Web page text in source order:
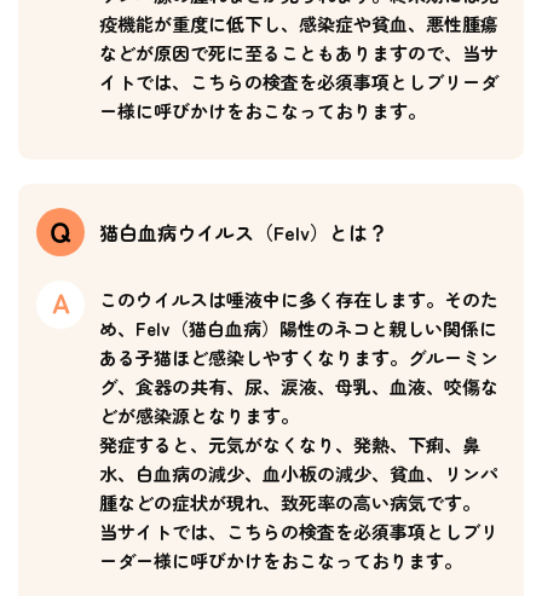
疫機能が重度に低下し、感染症や貧血、悪性腫瘍
などが原因で死に至ることもありますので、当サ
イトでは、こちらの検査を必須事項としブリーダ
ー様に呼びかけをおこなっております。
猫白血病ウイルス（Felv）とは？
このウイルスは唾液中に多く存在します。そのた
め、Felv（猫白血病）陽性のネコと親しい関係に
ある子猫ほど感染しやすくなります。グルーミン
グ、食器の共有、尿、涙液、母乳、血液、咬傷な
どが感染源となります。
発症すると、元気がなくなり、発熱、下痢、鼻
水、白血病の減少、血小板の減少、貧血、リンパ
腫などの症状が現れ、致死率の高い病気です。
当サイトでは、こちらの検査を必須事項としブリ
ーダー様に呼びかけをおこなっております。